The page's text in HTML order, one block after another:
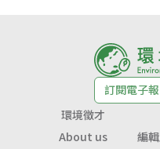
訂閱電子報
環境徵才
About us
編